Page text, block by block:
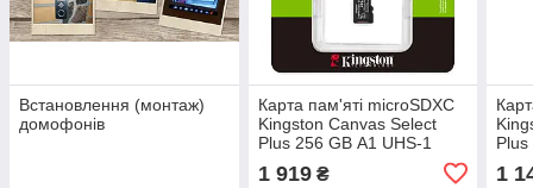
Встановлення (монтаж)
домофонів
Карта пам'яті microSDXC
Kingston Canvas Select
Plus 256 GB А1 UHS-1
1 919₴ 1